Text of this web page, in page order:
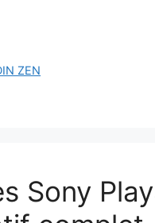
ZEN
Sony